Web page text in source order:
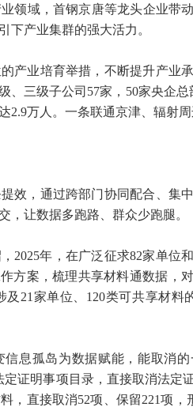
领域，首钢京唐等龙头企业带
下产业集群的强大活力。
产业培育举措，不断提升产业
、三级子公司57家，50家央企总
2.9万人。一条联通京津、辐射周
效，通过跨部门协同配合、集
，让数据多跑路、群众少跑腿。
2025年，在广泛征求82家单位
方案，梳理共享材料通数据，
21家单位、120类可共享材料
信息孤岛为数据赋能，能取消
证明事项目录，直接取消法定
，直接取消52项、保留221项，